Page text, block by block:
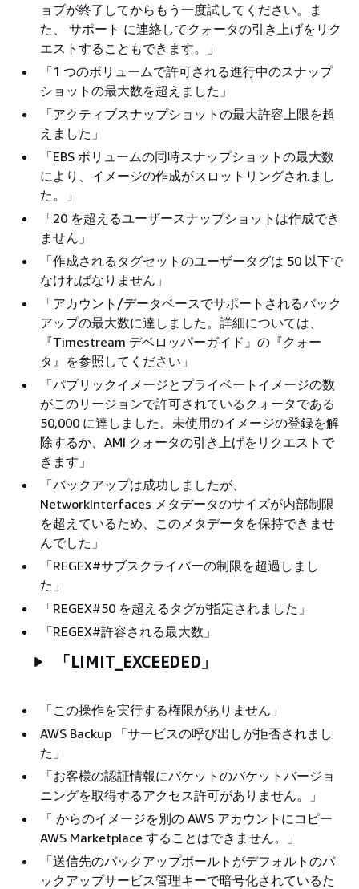
ョブが終了してからもう一度試してください。ま
た、 サポート に連絡してクォータの引き上げをリク
エストすることもできます。」
「1 つのボリュームで許可される進行中のスナップ
ショットの最大数を超えました」
「アクティブスナップショットの最大許容上限を超
えました」
「EBS ボリュームの同時スナップショットの最大数
により、イメージの作成がスロットリングされまし
た。」
「20 を超えるユーザースナップショットは作成でき
ません」
「作成されるタグセットのユーザータグは 50 以下で
なければなりません」
「アカウント/データベースでサポートされるバック
アップの最大数に達しました。詳細については、
『Timestream デベロッパーガイド』の『クォー
タ』を参照してください」
「パブリックイメージとプライベートイメージの数
がこのリージョンで許可されているクォータである
50,000 に達しました。未使用のイメージの登録を解
除するか、AMI クォータの引き上げをリクエストで
きます」
「バックアップは成功しましたが、
NetworkInterfaces メタデータのサイズが内部制限
を超えているため、このメタデータを保持できませ
んでした」
「REGEX#サブスクライバーの制限を超過しまし
た」
「REGEX#50 を超えるタグが指定されました」
「REGEX#許容される最大数」
「LIMIT_EXCEEDED」
「この操作を実行する権限がありません」
AWS Backup 「サービスの呼び出しが拒否されまし
た」
「お客様の認証情報にバケットのバケットバージョ
ニングを取得するアクセス許可がありません。」
「 からのイメージを別の AWS アカウントにコピー
AWS Marketplace することはできません。」
「送信先のバックアップボールトがデフォルトのバ
ックアップサービス管理キーで暗号化されているた